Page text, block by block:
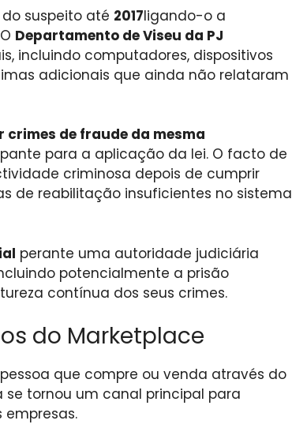
suspeito até 2017ligando-o a
Departamento de Viseu da PJ
incluindo computadores, dispositivos
adicionais que ainda não relataram
crimes de fraude da mesma
para a aplicação da lei. O facto de
criminosa depois de cumprir
de reabilitação insuficientes no sistema
perante uma autoridade judiciária
potencialmente a prisão
contínua dos seus crimes.
do Marketplace
que compre ou venda através do
se tornou um canal principal para